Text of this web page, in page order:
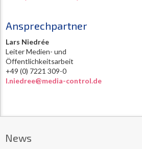
Ansprechpartner
Lars Niedrée
Leiter Medien- und
Öffentlichkeitsarbeit
+49 (0) 7221 309-0
l.niedree@media-control.de
News